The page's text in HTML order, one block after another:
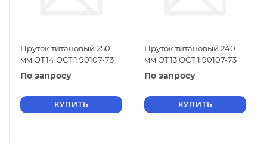
Пруток титановый 250
мм ОТ14 ОСТ 1 90107-73
По запросу
КУПИТЬ
Пруток титановый 240
мм ОТ13 ОСТ 1 90107-73
По запросу
КУПИТЬ